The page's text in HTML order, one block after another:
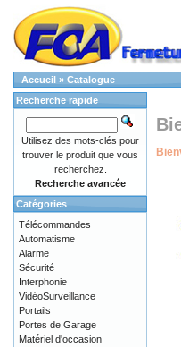
Accueil » Catalogue
Recherche rapide
Utilisez des mots-clés pour
trouver le produit que vous
recherchez.
Recherche avancée
Catégories
Télécommandes
Automatisme
Alarme
Sécurité
Interphonie
VidéoSurveillance
Portails
Portes de Garage
Matériel d'occasion